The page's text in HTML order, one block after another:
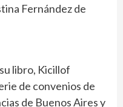
Fernández de
libro, Kicillof
de convenios de
de Buenos Aires y